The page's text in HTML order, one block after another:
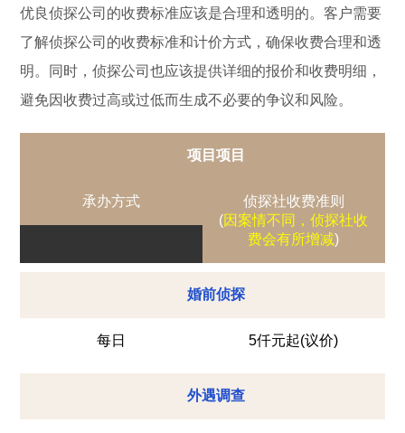
优良侦探公司的收费标准应该是合理和透明的。客户需要
了解侦探公司的收费标准和计价方式，确保收费合理和透
明。同时，侦探公司也应该提供详细的报价和收费明细，
避免因收费过高或过低而生成不必要的争议和风险。
项目项目
承办方式
侦探社收费准则
(因案情不同，侦探社收
费会有所增减)
婚前侦探
每日 5仟元起(议价)
外遇调查